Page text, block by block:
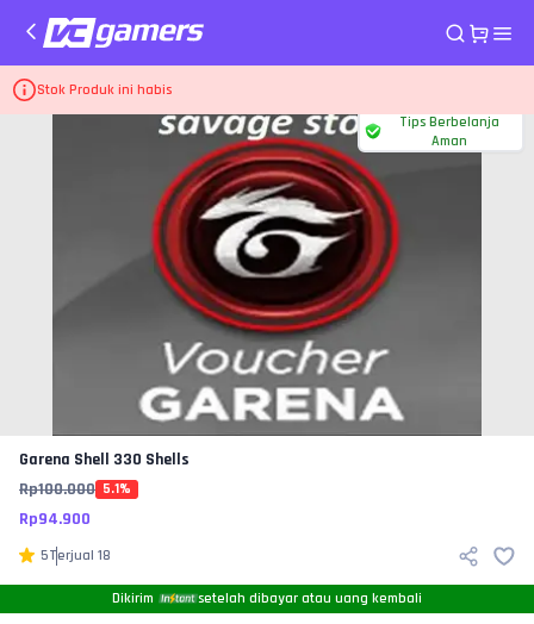
Stok Produk ini habis
Home Voucher Garena Shell
Tips Berbelanja
Aman
Garena Shell 330 Shells
Rp100.000 5.1%
Rp94.900
5Terjual 18
Dikirim setelah dibayar atau uang kembali